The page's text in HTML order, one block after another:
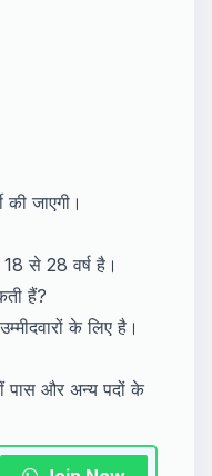
जाएगी।
18 से 28 वर्ष है।
हैं?
के लिए है।
पास और अन्य पदों के